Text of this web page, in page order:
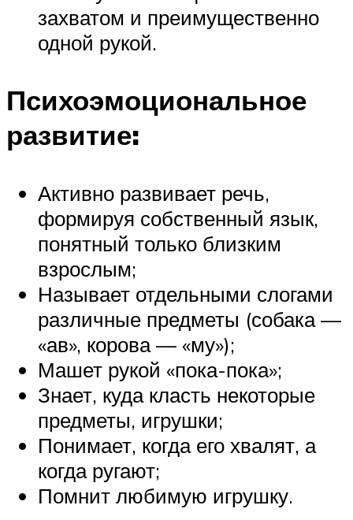
захватом и преимущественно
одной рукой.
Психоэмоциональное
развитие:
Активно развивает речь,
формируя собственный язык,
понятный только близким
взрослым;
Называет отдельными слогами
различные предметы (собака —
«ав», корова — «му»);
Машет рукой «пока-пока»;
Знает, куда класть некоторые
предметы, игрушки;
Понимает, когда его хвалят, а
когда ругают;
Помнит любимую игрушку.